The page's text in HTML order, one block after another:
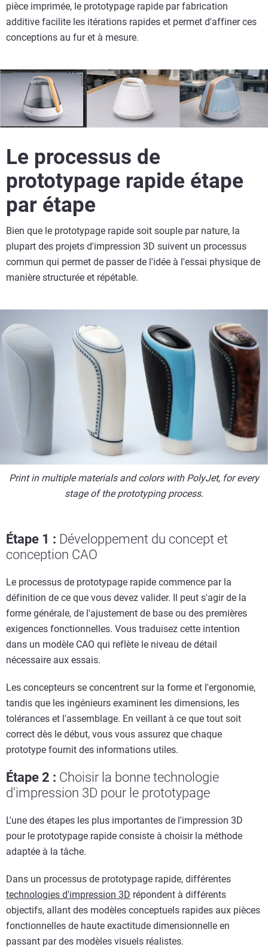
pièce imprimée, le prototypage rapide par fabrication
additive facilite les itérations rapides et permet d'affiner ces
conceptions au fur et à mesure.
Le processus de
prototypage rapide étape
par étape
Bien que le prototypage rapide soit souple par nature, la
plupart des projets d'impression 3D suivent un processus
commun qui permet de passer de l'idée à l'essai physique de
manière structurée et répétable.
Print in multiple materials and colors with PolyJet, for every
stage of the prototyping process.
Étape 1 : Développement du concept et
conception CAO
Le processus de prototypage rapide commence par la
définition de ce que vous devez valider. Il peut s'agir de la
forme générale, de l'ajustement de base ou des premières
exigences fonctionnelles. Vous traduisez cette intention
dans un modèle CAO qui reflète le niveau de détail
nécessaire aux essais.
Les concepteurs se concentrent sur la forme et l'ergonomie,
tandis que les ingénieurs examinent les dimensions, les
tolérances et l'assemblage. En veillant à ce que tout soit
correct dès le début, vous vous assurez que chaque
prototype fournit des informations utiles.
Étape 2 : Choisir la bonne technologie
d'impression 3D pour le prototypage
L'une des étapes les plus importantes de l'impression 3D
pour le prototypage rapide consiste à choisir la méthode
adaptée à la tâche.
Dans un processus de prototypage rapide, différentes
technologies d'impression 3D répondent à différents
objectifs, allant des modèles conceptuels rapides aux pièces
fonctionnelles de haute exactitude dimensionnelle en
passant par des modèles visuels réalistes.